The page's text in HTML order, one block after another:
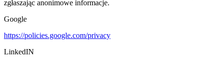
zgłaszając anonimowe informacje.
Google
https://policies.google.com/privacy
LinkedIN